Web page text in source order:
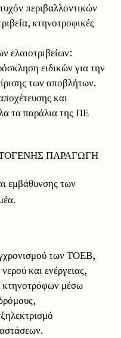
περιβαλλοντικών
κτηνοτροφικές
ελαιοτριβείων:
ειδικών για την
των αποβλήτων.
και
τα παράλια της ΠΕ
ΠΑΡΑΓΩΓΗ
εμβάθυνσης των
των ΤΟΕΒ,
και ενέργειας,
κτηνοτρόφων μέσω